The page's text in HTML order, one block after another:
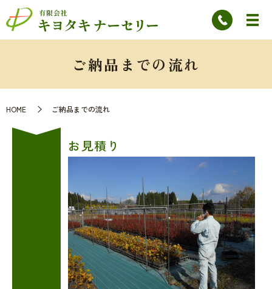
ご納品までの流れ
HOME ご納品までの流れ
お見積り